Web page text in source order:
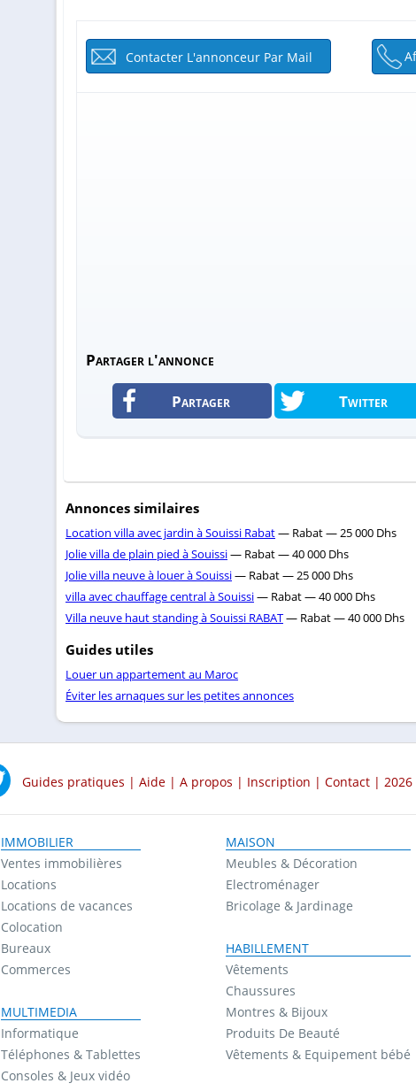
Contacter L'annonceur Par Mail
Partager l'annonce
Partager Twitter
Annonces similaires
Location villa avec jardin à Souissi Rabat— Rabat — 25 000 Dhs
Jolie villa de plain pied à Souissi— Rabat — 40 000 Dhs
Jolie villa neuve à louer à Souissi— Rabat — 25 000 Dhs
villa avec chauffage central à Souissi— Rabat — 40 000 Dhs
Villa neuve haut standing à Souissi RABAT— Rabat — 40 000 Dhs
Guides utiles
Louer un appartement au Maroc
Éviter les arnaques sur les petites annonces
Guides pratiques | Aide | A propos | Inscription | Contact |
IMMOBILIER
Ventes immobilières
Locations
Locations de vacances
Colocation
Bureaux
Commerces
MULTIMEDIA
Informatique
Téléphones & Tablettes
Consoles & Jeux vidéo
MAISON
Meubles & Décoration
Electroménager
Bricolage & Jardinage
HABILLEMENT
Vêtements
Chaussures
Montres & Bijoux
Produits De Beauté
Vêtements & Equipement bébé